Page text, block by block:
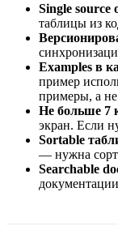
Single source
таблицы из
Examples в
пример
примеры, а
Не больше 7
экран. Если
Sortable
— нужна
Searchable